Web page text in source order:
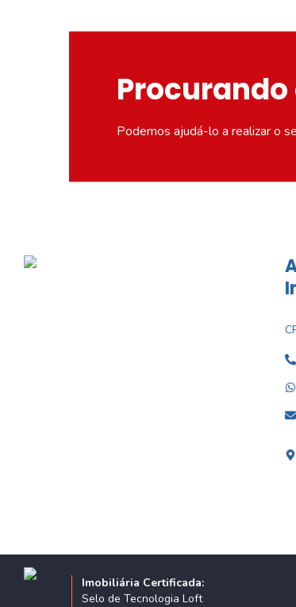
Podemos ajudá-lo a realizar o
Imobiliária Certificada:
Selo de Tecnologia Loft